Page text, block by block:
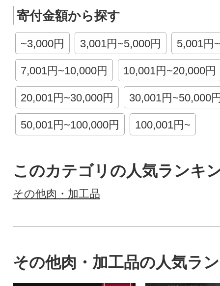
寄付金額から探す
~3,000円 3,001円~5,000円 5,001円
7,001円~10,000円 10,001円~20,000円
20,001円~30,000円 30,001円~50,000
50,001円~100,000円 100,001円~
このカテゴリの人気ランキ
その他肉・加工品
その他肉・加工品の人気ラ